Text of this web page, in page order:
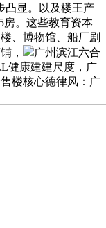
凸显。以及楼王产
房。这些教育资本
、博物馆、船厂剧
，
广州滨江六合
健康建建尺度，广
楼核心德律风：广